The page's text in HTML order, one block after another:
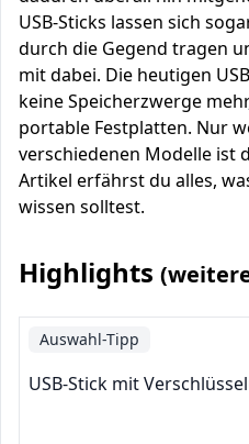
USB-Sticks lassen sich
durch die Gegend tragen
mit dabei. Die heutigen
keine Speicherzwerge
portable Festplatten. Nur
verschiedenen Modelle ist
Artikel erfährst du alles,
wissen solltest.
Highlights
Auswahl-Tipp
USB-Stick mit